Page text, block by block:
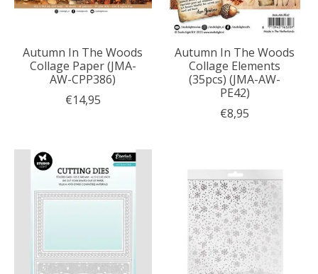
Autumn In The Woods
Collage Paper (JMA-
AW-CPP386)
€14,95
Autumn In The Woods
Collage Elements
(35pcs) (JMA-AW-
PE42)
€8,95